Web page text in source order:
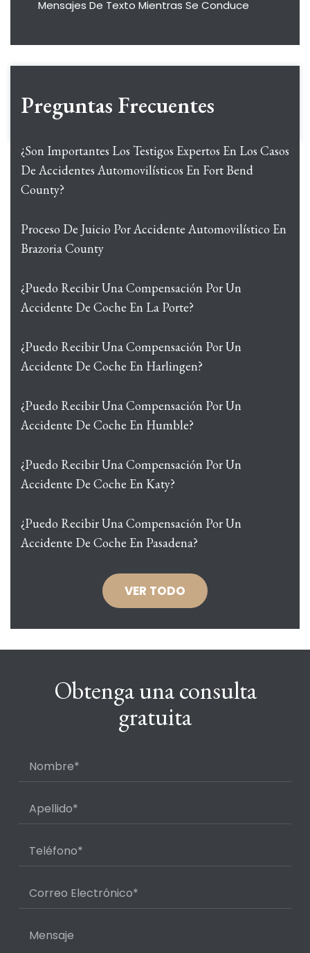
Mensajes De Texto Mientras Se Conduce
Preguntas Frecuentes
¿Son Importantes Los Testigos Expertos En Los Casos
De Accidentes Automovilísticos En Fort Bend
County?
Proceso De Juicio Por Accidente Automovilístico En
Brazoria County
¿Puedo Recibir Una Compensación Por Un
Accidente De Coche En La Porte?
¿Puedo Recibir Una Compensación Por Un
Accidente De Coche En Harlingen?
¿Puedo Recibir Una Compensación Por Un
Accidente De Coche En Humble?
¿Puedo Recibir Una Compensación Por Un
Accidente De Coche En Katy?
¿Puedo Recibir Una Compensación Por Un
Accidente De Coche En Pasadena?
VER TODO
Obtenga una consulta
gratuita